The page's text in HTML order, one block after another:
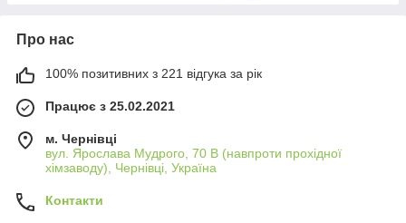
Про нас
100% позитивних з 221 відгука за рік
Працює з 25.02.2021
м. Чернівці
вул. Ярослава Мудрого, 70 В (навпроти прохідної
хімзаводу), Чернівці, Україна
Контакти